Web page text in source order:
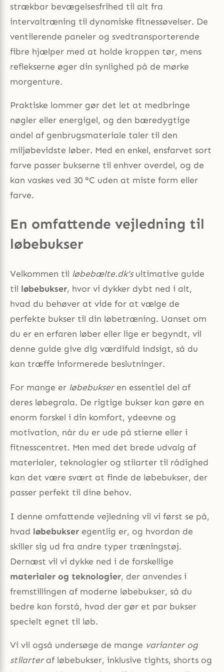
strækbar bevægelsesfrihed til alt fra
intervaltræning til dynamiske fitnessøvelser. De
ventilerende paneler og svedtransporterende
fibre hjælper med at holde kroppen tør, mens
reflekserne øger din synlighed på de mørke
morgenture.
Praktiske lommer gør det let at medbringe
nøgler eller energigel, og den bæredygtige
andel af genbrugsmateriale taler til den
miljøbevidste løber. Med en enkel, ensfarvet sort
farve passer bukserne til enhver overdel, og de
kan vaskes ved 30 °C uden at miste form eller
farve.
En omfattende vejledning til
løbebukser
Velkommen til løbebælte.dk’sultimative guide
til løbebukser, hvor vi dykker dybt ned i alt,
hvad du behøver at vide for at vælge de
perfekte bukser til din løbetræning. Uanset om
du er en erfaren løber eller lige er begyndt, vil
denne guide give dig værdifuld indsigt, så du
kan træffe informerede beslutninger.
For mange er løbebukseren essentiel del af
deres løbegrala. De rigtige bukser kan gøre en
enorm forskel i din komfort, ydeevne og
motivation, når du er ude på stierne eller i
fitnesscentret. Men med det brede udvalg af
materialer, teknologier og stilarter til rådighed
kan det være svært at finde de løbebukser, der
passer perfekt til dine behov.
I denne omfattende vejledning vil vi først se på,
hvad løbebukser egentlig er, og hvordan de
skiller sig ud fra andre typer træningstøj.
Dernæst vil vi dykke ned i de forskellige
materialer og teknologier, der anvendes i
fremstillingen af moderne løbebukser, så du
bedre kan forstå, hvad der gør et par bukser
specielt egnet til løb.
Vi vil også undersøge de mange varianter og
stilarteraf løbebukser, inklusive tights, shorts og